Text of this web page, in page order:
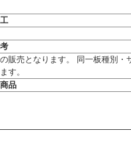
販売となります。 同一板種別・
す。
品